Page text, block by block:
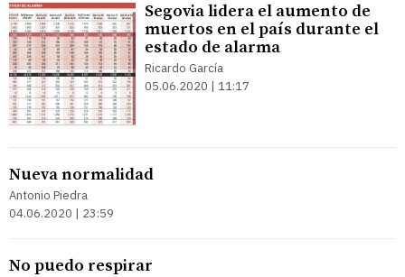
Segovia lidera el aumento de
muertos en el país durante el
estado de alarma
Ricardo García
05.06.2020 | 11:17
Nueva normalidad
Antonio Piedra
04.06.2020 | 23:59
No puedo respirar